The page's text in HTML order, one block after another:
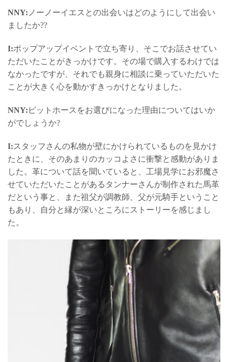
NNY: ノーノーイエスとの出会いはどのようにして出会い
ましたか??
I:ポップアップイベントで立ち寄り、そこでお話させてい
ただいたことがきっかけです。その場で購入するわけでは
なかったですが、それでも親身に相談に乗っていただいた
ことが大きく心を動かすきっかけとなりました。
NNY: ピットホースをお選びになった理由についてはいか
がでしょうか?
I:スタッフさんの私物が壁にかけられているものを見かけ
たときに、そのあまりのカッコよさに衝撃と感動がありま
した。革について話を聞いていると、工場見学にお邪魔さ
せていただいたことがあるタンナーさんが制作された馬革
だという事と、また祖父が調教師、父が元騎手ということ
もあり、自分と縁が深いところにストーリーを感じまし
た。